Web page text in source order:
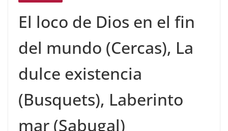
El loco de Dios en el fin
del mundo (Cercas), La
dulce existencia
(Busquets), Laberinto
mar (Sabugal)